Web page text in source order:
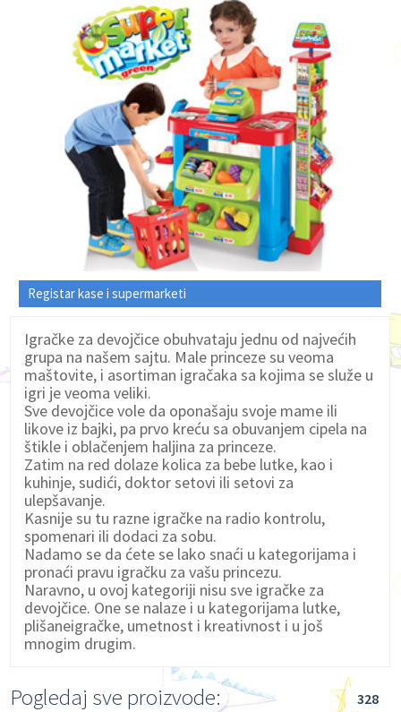
Registar kase i supermarketi
Igračke za devojčice obuhvataju jednu od najvećih
grupa na našem sajtu. Male princeze su veoma
maštovite, i asortiman igračaka sa kojima se služe u
igri je veoma veliki.
Sve devojčice vole da oponašaju svoje mame ili
likove iz bajki, pa prvo kreću sa obuvanjem cipela na
štikle i oblačenjem haljina za princeze.
Zatim na red dolaze kolica za bebe lutke, kao i
kuhinje, sudići, doktor setovi ili setovi za
ulepšavanje.
Kasnije su tu razne igračke na radio kontrolu,
spomenari ili dodaci za sobu.
Nadamo se da ćete se lako snaći u kategorijama i
pronaći pravu igračku za vašu princezu.
Naravno, u ovoj kategoriji nisu sve igračke za
devojčice. One se nalaze i u kategorijama lutke,
plišaneigračke, umetnost i kreativnost i u još
mnogim drugim.
Pogledaj sve proizvode: 328